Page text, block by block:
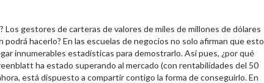
Los gestores de carteras de valores de miles de millones de dólares
hacerlo? En las escuelas de negocios no solo afirman que esto
innumerables estadísticas para demostrarlo. Así pues, ¿por qué
ha estado superando al mercado (con rentabilidades del 50
está dispuesto a compartir contigo la forma de conseguirlo. En